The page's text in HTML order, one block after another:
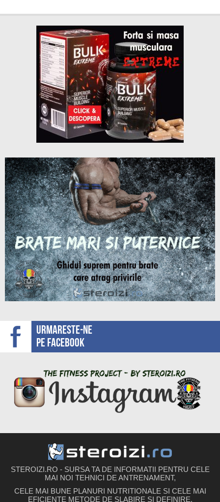
Urmareste-ne
pe facebook
STEROIZI.RO - SURSA TA DE INFORMATII PENTRU CELE
MAI NOI TEHNICI DE ANTRENAMENT,
CELE MAI BUNE PLANURI NUTRITIONALE SI CELE MAI
EFICIENTE METODE DE SLABIRE SI DEFINIRE.